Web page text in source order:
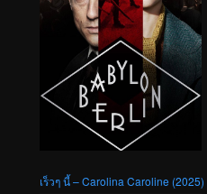
เร็วๆ นี้ – Carolina Caroline (2025)